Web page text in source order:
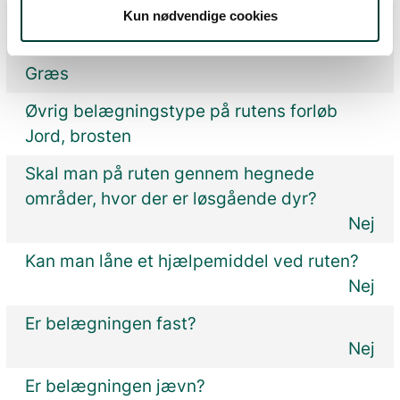
Kun nødvendige cookies
Dominerende belægningstype på rutens
forløb
Græs
Øvrig belægningstype på rutens forløb
Jord, brosten
Skal man på ruten gennem hegnede
områder, hvor der er løsgående dyr?
Nej
Kan man låne et hjælpemiddel ved ruten?
Nej
Er belægningen fast?
Nej
Er belægningen jævn?